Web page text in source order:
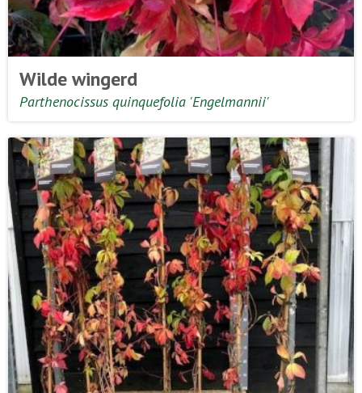
Wilde wingerd
Parthenocissus quinquefolia 'Engelmannii'